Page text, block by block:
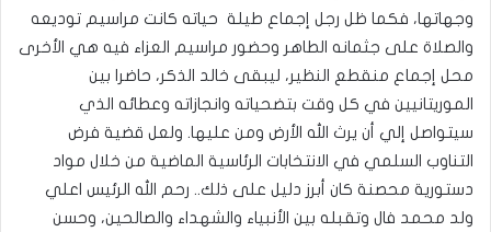
وجهاتها، فكما ظل رجل إجماع طيلة حياته كانت مراسيم توديعه
والصلاة على جثمانه الطاهر وحضور مراسيم العزاء فيه هي الأخرى
محل إجماع منقطع النظير، ليبقى خالد الذكر، حاضرا بين
الموريتانيين في كل وقت بتضحياته وانجازاته وعطائه الذي
سيتواصل إلي أن يرث الله الأرض ومن عليها. ولعل قضية فرض
التناوب السلمي في الانتخابات الرئاسية الماضية من خلال مواد
دستورية محصنة كان أبرز دليل على ذلك.. رحم الله الرئيس اعلي
ولد محمد فال وتقبله بين الأنبياء والشهداء والصالحين، وحسن